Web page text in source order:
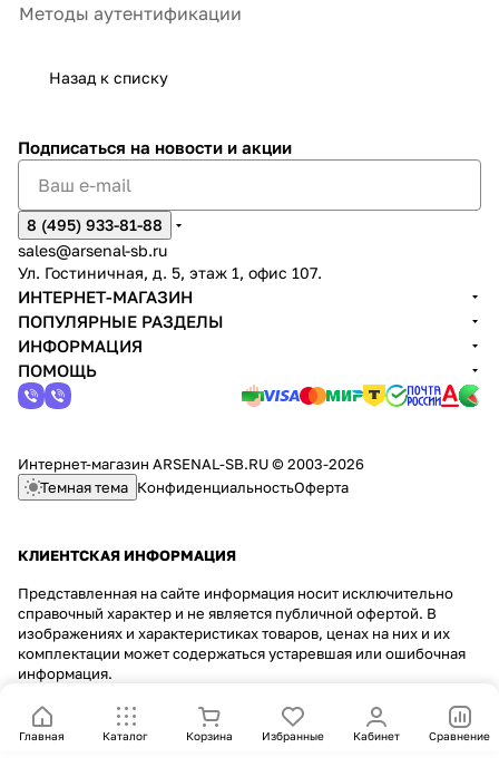
Методы аутентификации
Назад к списку
Главная Каталог Корзина Избранные Кабинет Сравнение
Подписаться на новости и акции
8 (495) 933-81-88
sales@arsenal-sb.ru
Ул. Гостиничная, д. 5, этаж 1, офис 107.
ИНТЕРНЕТ-МАГАЗИН
ПОПУЛЯРНЫЕ РАЗДЕЛЫ
ИНФОРМАЦИЯ
ПОМОЩЬ
Интернет-магазин ARSENAL-SB.RU © 2003-2026
Темная тема КонфиденциальностьОферта
КЛИЕНТСКАЯ ИНФОРМАЦИЯ
Представленная на сайте информация носит исключительно
справочный характер и не является публичной офертой. В
изображениях и характеристиках товаров, ценах на них и их
комплектации может содержаться устаревшая или ошибочная
информация.